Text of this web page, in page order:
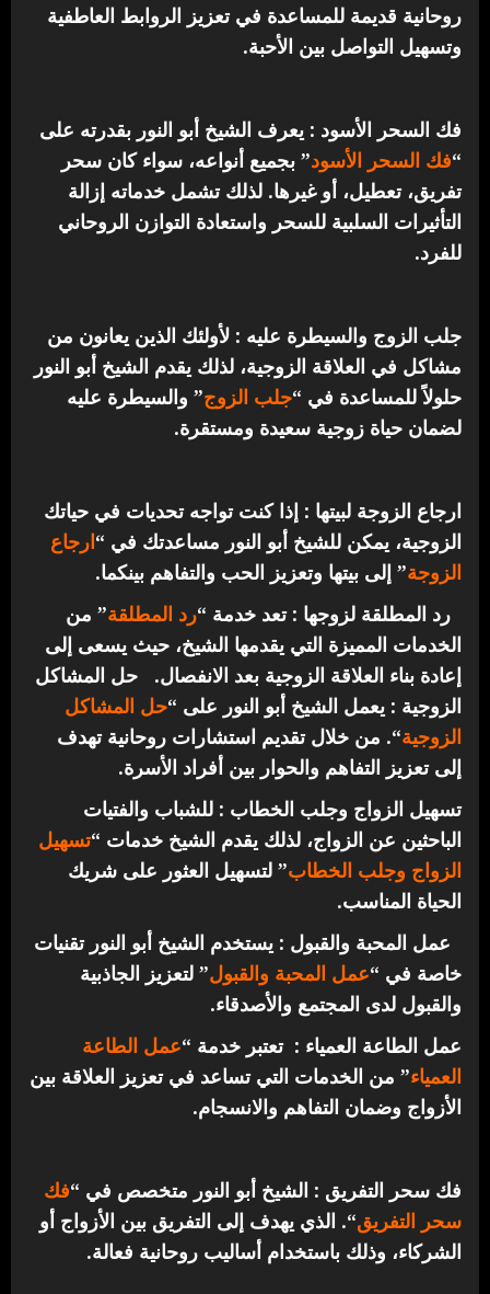
روحانية قديمة للمساعدة في تعزيز الروابط العاطفية
وتسهيل التواصل بين الأحبة.
فك السحر الأسود : يعرف الشيخ أبو النور بقدرته على
“فك السحر الأسود” بجميع أنواعه، سواء كان سحر
تفريق، تعطيل، أو غيرها. لذلك تشمل خدماته إزالة
التأثيرات السلبية للسحر واستعادة التوازن الروحاني
للفرد.
جلب الزوج والسيطرة عليه : لأولئك الذين يعانون من
مشاكل في العلاقة الزوجية، لذلك يقدم الشيخ أبو النور
حلولاً للمساعدة في “جلب الزوج” والسيطرة عليه
لضمان حياة زوجية سعيدة ومستقرة.
ارجاع الزوجة لبيتها : إذا كنت تواجه تحديات في حياتك
الزوجية، يمكن للشيخ أبو النور مساعدتك في “ارجاع
الزوجة” إلى بيتها وتعزيز الحب والتفاهم بينكما.
رد المطلقة لزوجها : تعد خدمة “رد المطلقة” من
الخدمات المميزة التي يقدمها الشيخ، حيث يسعى إلى
إعادة بناء العلاقة الزوجية بعد الانفصال.
حل المشاكل
الزوجية : يعمل الشيخ أبو النور على “حل المشاكل
الزوجية“. من خلال تقديم استشارات روحانية تهدف
إلى تعزيز التفاهم والحوار بين أفراد الأسرة.
تسهيل الزواج وجلب الخطاب : للشباب والفتيات
الباحثين عن الزواج، لذلك يقدم الشيخ خدمات “تسهيل
الزواج وجلب الخطاب” لتسهيل العثور على شريك
الحياة المناسب.
عمل المحبة والقبول : يستخدم الشيخ أبو النور تقنيات
خاصة في “عمل المحبة والقبول” لتعزيز الجاذبية
والقبول لدى المجتمع والأصدقاء.
عمل الطاعة العمياء : تعتبر خدمة “عمل الطاعة
العمياء” من الخدمات التي تساعد في تعزيز العلاقة بين
الأزواج وضمان التفاهم والانسجام.
فك سحر التفريق : الشيخ أبو النور متخصص في “فك
سحر التفريق“. الذي يهدف إلى التفريق بين الأزواج أو
الشركاء، وذلك باستخدام أساليب روحانية فعالة.